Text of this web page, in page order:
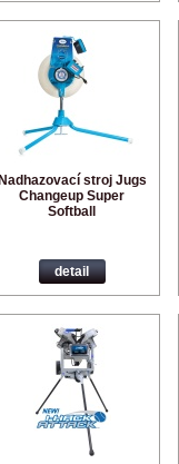
stroj Jugs
Changeup Super
Softball
detail